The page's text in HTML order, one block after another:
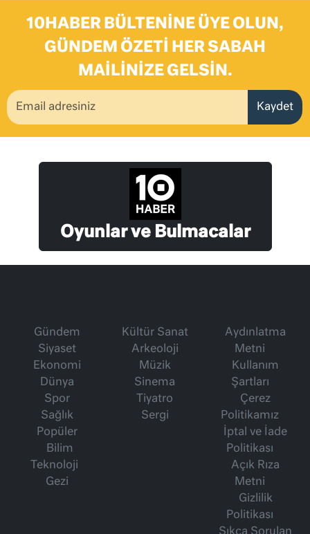
10HABER BÜLTENINE ÜYE OLUN,
GÜNDEM ÖZETI HER SABAH
MAILINIZE GELSIN.
Kaydet
Oyunlar ve Bulmacalar
Gündem
Siyaset
Ekonomi
Dünya
Spor
Sağlık
Popüler
Bilim
Teknoloji
Gezi
Kültür Sanat
Arkeoloji
Müzik
Sinema
Tiyatro
Sergi
Aydınlatma
Metni
Kullanım
Şartları
Çerez
Politikamız
İptal ve İade
Politikası
Açık Rıza
Metni
Gizlilik
Politikası